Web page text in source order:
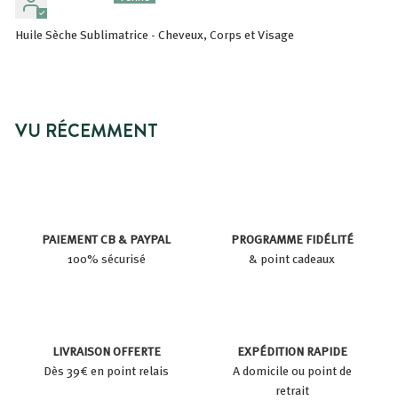
Huile Sèche Sublimatrice - Cheveux, Corps et Visage
VU RÉCEMMENT
PAIEMENT CB & PAYPAL
100% sécurisé
PROGRAMME FIDÉLITÉ
& point cadeaux
LIVRAISON OFFERTE
Dès 39€ en point relais
EXPÉDITION RAPIDE
A domicile ou point de
retrait